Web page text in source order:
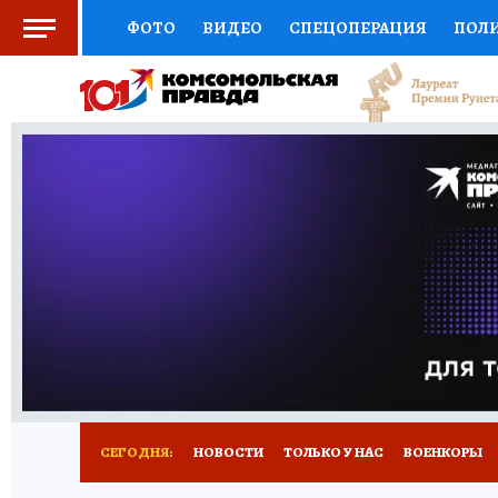
ФОТО ВИДЕО СПЕЦОПЕРАЦИЯ
СОЦПОДДЕРЖКА НАУКА СПОРТ
ВЫБОР ЭКСПЕРТОВ ДОКТОР
ПРОГНОЗЫ НА СПОРТ
НОВОЕ
СЕГОДНЯ: НОВОСТИ ТОЛЬКО У НАС ВОЕНКОРЫ